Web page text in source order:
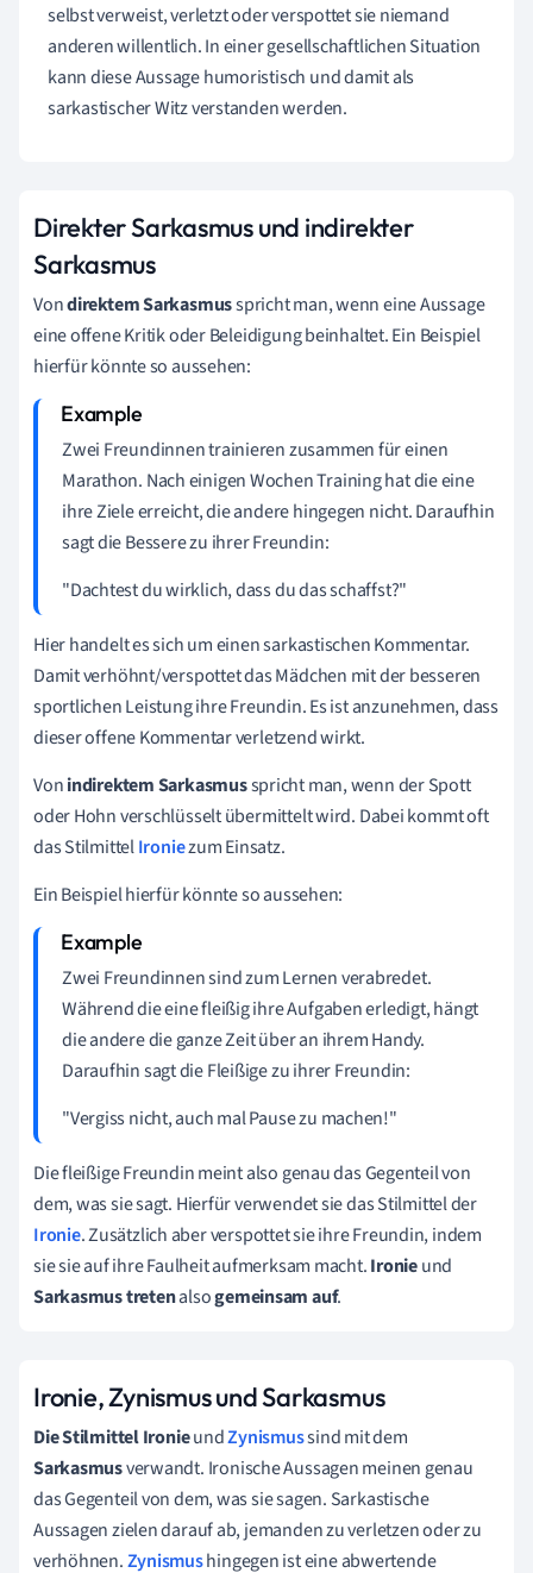
selbst verweist, verletzt oder verspottet sie niemand
anderen willentlich. In einer gesellschaftlichen Situation
kann diese Aussage humoristisch und damit als
sarkastischer Witz verstanden werden.
Direkter Sarkasmus und indirekter
Sarkasmus
Vondirektem Sarkasmusspricht man, wenn eine Aussage
eine offene Kritik oder Beleidigung beinhaltet. Ein Beispiel
hierfür könnte so aussehen:
Zwei Freundinnen trainieren zusammen für einen
Marathon. Nach einigen Wochen Training hat die eine
ihre Ziele erreicht, die andere hingegen nicht. Daraufhin
sagt die Bessere zu ihrer Freundin:
"Dachtest du wirklich, dass du das schaffst?"
Hier handelt es sich um einen sarkastischen Kommentar.
Damit verhöhnt/verspottet das Mädchen mit der besseren
sportlichen Leistung ihre Freundin. Es ist anzunehmen, dass
dieser offene Kommentar verletzend wirkt.
Vonindirektem Sarkasmusspricht man, wenn der Spott
oder Hohn verschlüsselt übermittelt wird. Dabei kommt oft
das StilmittelIroniezum Einsatz.
Ein Beispiel hierfür könnte so aussehen:
Zwei Freundinnen sind zum Lernen verabredet.
Während die eine fleißig ihre Aufgaben erledigt, hängt
die andere die ganze Zeit über an ihrem Handy.
Daraufhin sagt die Fleißige zu ihrer Freundin:
"Vergiss nicht, auch mal Pause zu machen!"
Die fleißige Freundin meint also genau das Gegenteil von
dem, was sie sagt. Hierfür verwendet sie das Stilmittel der
Ironie. Zusätzlich aber verspottet sie ihre Freundin, indem
sie sie auf ihre Faulheit aufmerksam macht.Ironieund
Sarkasmustretenalsogemeinsam auf.
Ironie, Zynismus und Sarkasmus
Die Stilmittel IronieundZynismussind mit dem
Sarkasmusverwandt. Ironische Aussagen meinen genau
das Gegenteil von dem, was sie sagen. Sarkastische
Aussagen zielen darauf ab, jemanden zu verletzen oder zu
verhöhnen.Zynismushingegen ist eine abwertende